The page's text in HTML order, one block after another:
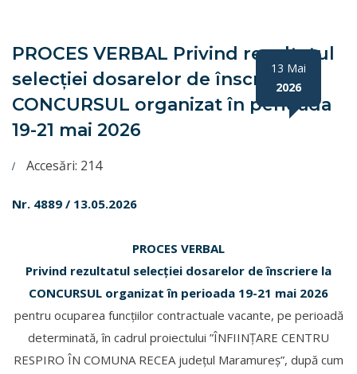
PROCES VERBAL Privind rezultatul
selecției dosarelor de înscriere la
CONCURSUL organizat în perioada
19-21 mai 2026
13 Mai
2026
Accesări: 214
Nr. 4889 / 13.05.2026
PROCES VERBAL
Privind rezultatul selecției dosarelor de înscriere la
CONCURSUL organizat în perioada 19-21 mai 2026
pentru ocuparea funcțiilor contractuale vacante, pe perioadă
determinată, în cadrul proiectului ”ÎNFIINȚARE CENTRU
RESPIRO ÎN COMUNA RECEA județul Maramureș”, după cum